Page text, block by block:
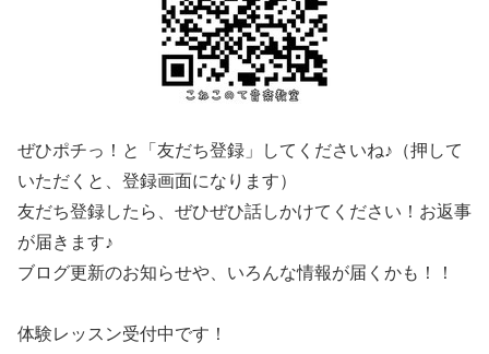
ぜひポチっ！と「友だち登録」してくださいね♪（押して
いただくと、登録画面になります）
友だち登録したら、ぜひぜひ話しかけてください！お返事
が届きます♪
ブログ更新のお知らせや、いろんな情報が届くかも！！
体験レッスン受付中です！